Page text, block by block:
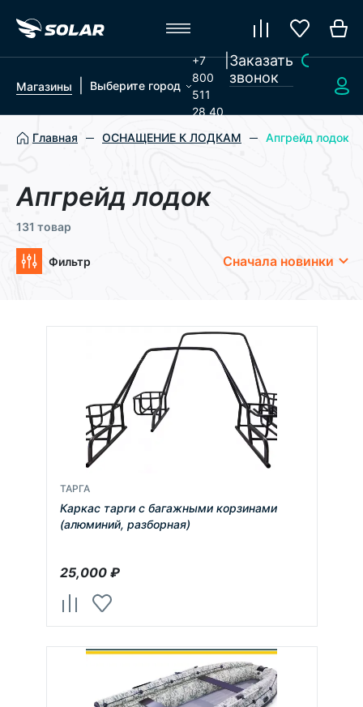
Магазины Выберите город
+7
800
511
28 40
|Заказать
звонок
Главная ОСНАЩЕНИЕ К ЛОДКАМ Апгрейд лодок
Апгрейд лодок
131 товар
Фильтр Сначала новинки
ТАРГА
Каркас тарги с багажными корзинами
(алюминий, разборная)
25,000₽